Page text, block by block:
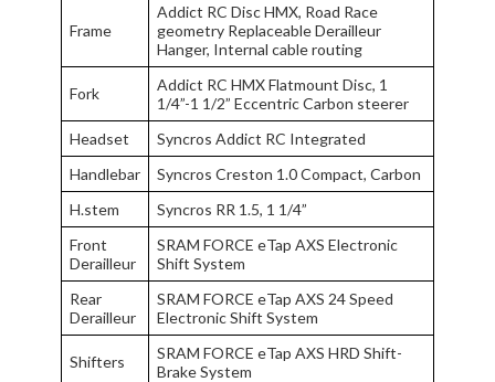
Frame
Addict RC Disc HMX, Road Race
geometry Replaceable Derailleur
Hanger, Internal cable routing
Fork
Addict RC HMX Flatmount Disc, 1
1/4”-1 1/2” Eccentric Carbon steerer
Headset
Syncros Addict RC Integrated
Handlebar
Syncros Creston 1.0 Compact, Carbon
H.stem
Syncros RR 1.5, 1 1/4”
Front
Derailleur
SRAM FORCE eTap AXS Electronic
Shift System
Rear
Derailleur
SRAM FORCE eTap AXS 24 Speed
Electronic Shift System
Shifters
SRAM FORCE eTap AXS HRD Shift-
Brake System